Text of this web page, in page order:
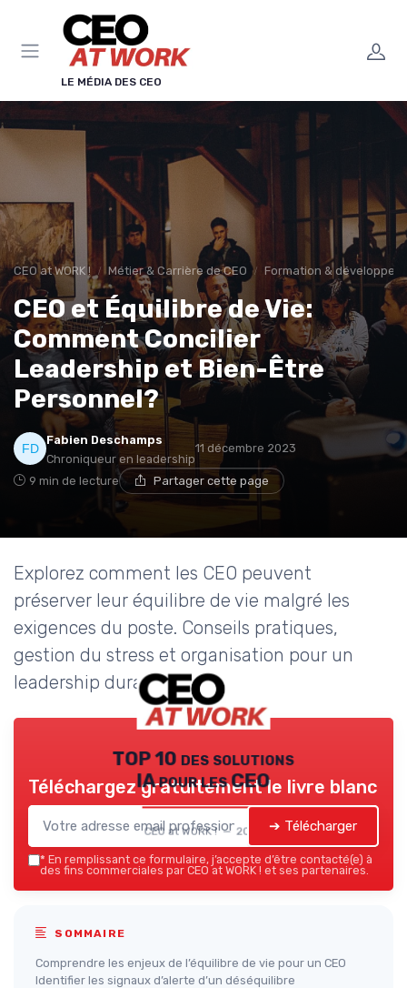
LE MÉDIA DES CEO
CEO at WORK ! Métier & Carrière de CEO Formation &
CEO et Équilibre de Vie:
Comment Concilier
Leadership et Bien-Être
Personnel?
Fabien Deschamps
Chroniqueur en leadership
11 décembre 2023
9 min de lecture Partager cette page
Explorez comment les CEO peuvent
préserver leur équilibre de vie malgré les
exigences du poste. Conseils pratiques,
gestion du stress et organisation pour un
leadership durable.
TOP 10 des solutions
IA pour les CEO
CEO at WORK ! — 2026
Téléchargez gratuitement le livre blanc
➔ Télécharger
* En remplissant ce formulaire, j’accepte d’être contacté(e) à
des fins commerciales par CEO at WORK ! et ses partenaires.
SOMMAIRE
Comprendre les enjeux de l’équilibre de vie pour un CEO
Identifier les signaux d’alerte d’un déséquilibre
Panneau de gestion des cookies